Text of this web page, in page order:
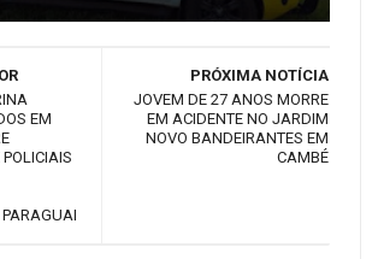
PRÓXIMA NOTÍCIA
JOVEM DE 27 ANOS MORRE
EM ACIDENTE NO JARDIM
NOVO BANDEIRANTES EM
CAMBÉ
EM